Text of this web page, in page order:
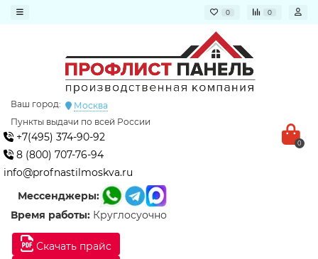
0 0
Скачать прайс
Ваш город:
Москва
Пункты выдачи по всей России
+7(495) 374-90-92
8 (800) 707-76-94
info@profnastilmoskva.ru
Мессенджеры:
Время работы: Круглосуочно
0